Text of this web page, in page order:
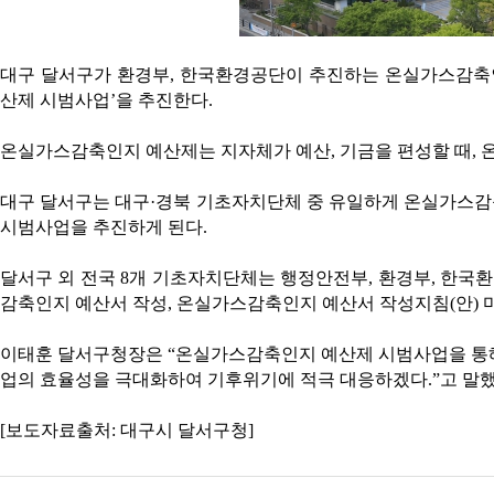
대구 달서구가 환경부, 한국환경공단이 추진하는 온실가스감
산제 시범사업’을 추진한다.
온실가스감축인지 예산제는 지자체가 예산, 기금을 편성할 때,
대구 달서구는 대구·경북 기초자치단체 중 유일하게 온실가스
시범사업을 추진하게 된다.
달서구 외 전국 8개 기초자치단체는 행정안전부, 환경부, 한국
감축인지 예산서 작성, 온실가스감축인지 예산서 작성지침(안)
이태훈 달서구청장은 “온실가스감축인지 예산제 시범사업을
업의 효율성을 극대화하여 기후위기에 적극 대응하겠다.”고 말
[보도자료출처: 대구시 달서구청]